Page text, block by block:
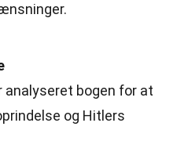
analyseret bogen for at
og Hitlers